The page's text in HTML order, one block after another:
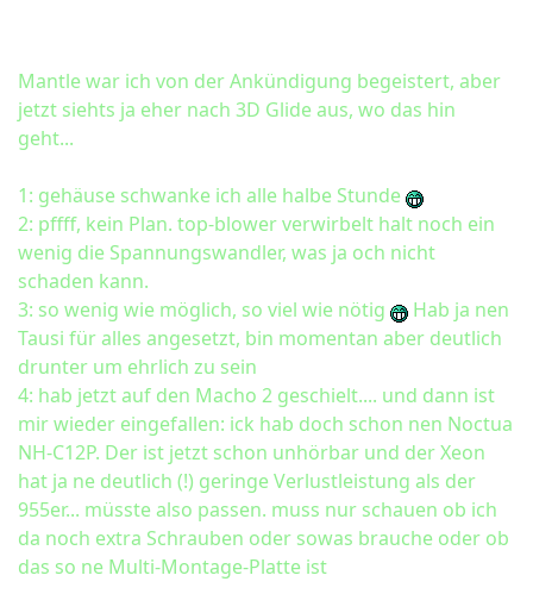
Mantle war ich von der Ankündigung begeistert, aber
jetzt siehts ja eher nach 3D Glide aus, wo das hin
geht...
1: gehäuse schwanke ich alle halbe Stunde
2: pffff, kein Plan. top-blower verwirbelt halt noch ein
wenig die Spannungswandler, was ja och nicht
schaden kann.
3: so wenig wie möglich, so viel wie nötig
Hab ja nen
Tausi für alles angesetzt, bin momentan aber deutlich
drunter um ehrlich zu sein
4: hab jetzt auf den Macho 2 geschielt.... und dann ist
mir wieder eingefallen: ick hab doch schon nen Noctua
NH-C12P. Der ist jetzt schon unhörbar und der Xeon
hat ja ne deutlich (!) geringe Verlustleistung als der
955er... müsste also passen. muss nur schauen ob ich
da noch extra Schrauben oder sowas brauche oder ob
das so ne Multi-Montage-Platte ist